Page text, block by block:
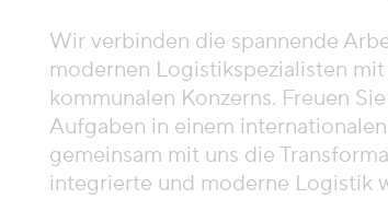
Wir verbinden die spannende
modernen Logistikspezialisten
kommunalen Konzerns. Freuen
Aufgaben in einem
gemeinsam mit uns die
integrierte und moderne Logistik